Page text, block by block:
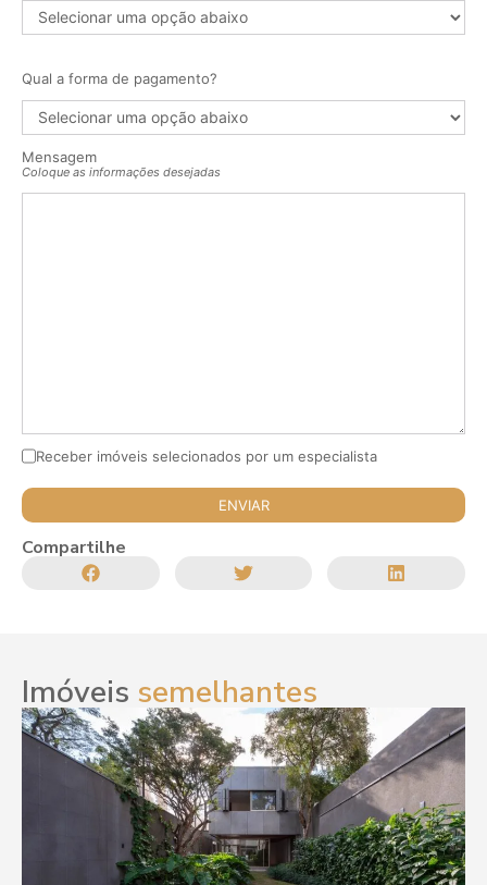
Qual a forma de pagamento?
Mensagem
Coloque as informações desejadas
Receber imóveis selecionados por um especialista
Compartilhe
Imóveis semelhantes